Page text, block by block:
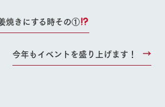
焼きにする時その①
今年もイベントを盛り上げます！